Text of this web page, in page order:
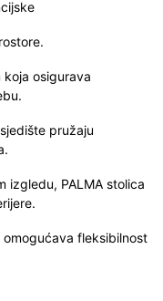
osigurava
pružaju
izgledu, PALMA stolica
fleksibilnost